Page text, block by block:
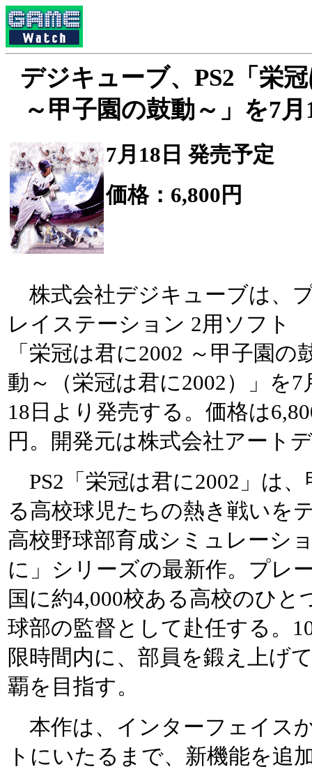
デジキューブ、PS2「栄
～甲子園の鼓動～」を7
7月18日 発売予定
価格：6,800円
株式会社デジキューブは、
レイステーション 2用ソフト
「栄冠は君に2002 ～甲子園の
動～（栄冠は君に2002）」を7
18日より発売する。価格は
円。開発元は株式会社アート
PS2「栄冠は君に2002」は
る高校球児たちの熱き戦いを
高校野球部育成シミュレーシ
に」シリーズの最新作。プレ
国に約4,000校ある高校のひと
球部の監督として赴任する。
限時間内に、部員を鍛え上げ
覇を目指す。
本作は、インターフェイス
トにいたるまで、新機能を追